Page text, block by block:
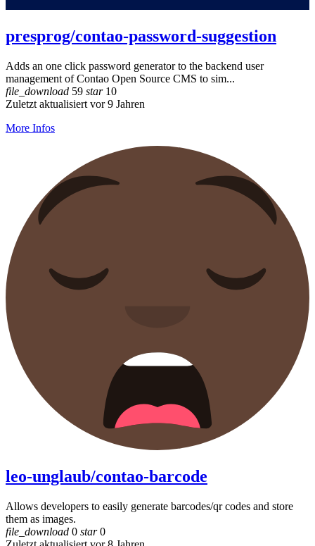
presprog/contao-password-suggestion
Adds an one click password generator to the backend user
management of Contao Open Source CMS to sim...
file_download 59 star10
Zuletzt aktualisiert vor 9 Jahren
More Infos
leo-unglaub/contao-barcode
Allows developers to easily generate barcodes/qr codes and store
them as images.
file_download 0 star0